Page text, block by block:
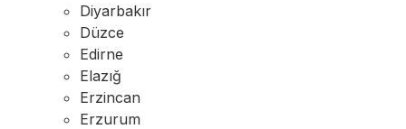
Diyarbakır
Düzce
Edirne
Elazığ
Erzincan
Erzurum